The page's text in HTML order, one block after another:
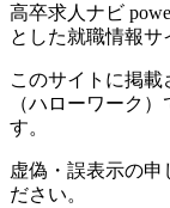
高卒求人ナビ
とした就職情報サ
このサイトに掲
（ハローワーク
す。
虚偽・誤表示の申
ださい。